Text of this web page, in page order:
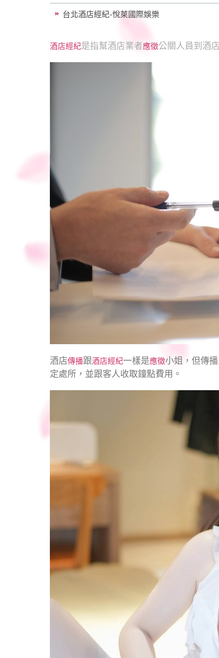
台北酒店經紀-悅萊國際娛樂
酒店經紀是指幫酒店業者應徵公關人員到酒
酒店傳播跟酒店經紀一樣是應徵小姐，但傳
定處所，並跟客人收取鐘點費用。